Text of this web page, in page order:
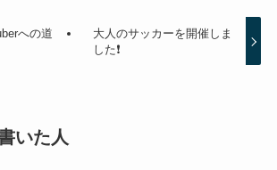
への道
大人のサッカーを開催しま
した❗
いた人